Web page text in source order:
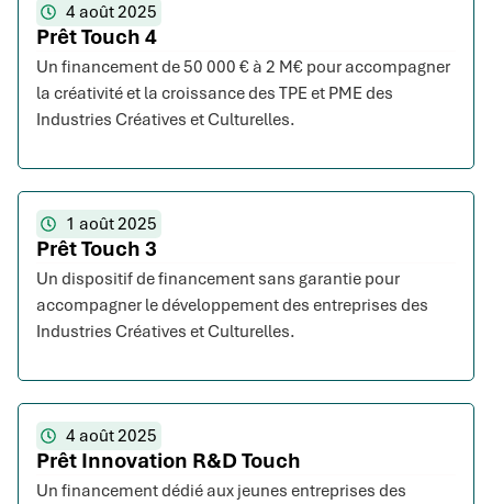
4 août 2025
Prêt Touch 4
Un financement de 50 000 € à 2 M€ pour accompagner
la créativité et la croissance des TPE et PME des
Industries Créatives et Culturelles.
1 août 2025
Prêt Touch 3
Un dispositif de financement sans garantie pour
accompagner le développement des entreprises des
Industries Créatives et Culturelles.
4 août 2025
Prêt Innovation R&D Touch
Un financement dédié aux jeunes entreprises des